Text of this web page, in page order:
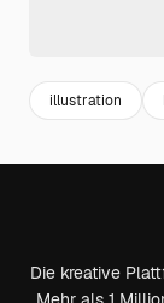
illustration
Die kreative